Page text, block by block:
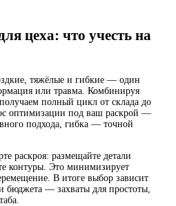
цеха: что учесть на
тяжёлые и гибкие — один
или травма. Комбинируя
полный цикл от склада до
оптимизации под ваш раскрой —
подхода, гибка — точной
раскроя: размещайте детали
контуры. Это минимизирует
В итоге выбор зависит
бюджета — захваты для простоты,